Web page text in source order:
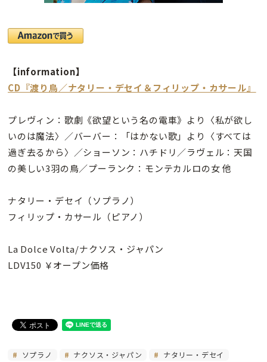
【information】
CD『渡り鳥／ナタリー・デセイ＆フィリップ・カサール』
プレヴィン：歌劇《欲望という名の電車》より〈私が欲し
いのは魔法〉／バーバー：「はかない歌」より〈すべては
過ぎ去るから〉／ショーソン：ハチドリ／ラヴェル：天国
の美しい3羽の鳥／プーランク：モンテカルロの女 他
ナタリー・デセイ（ソプラノ）
フィリップ・カサール（ピアノ）
La Dolce Volta/ナクソス・ジャパン
LDV150 ￥オープン価格
ソプラノ ナクソス・ジャパン
ナタリー・デセイ